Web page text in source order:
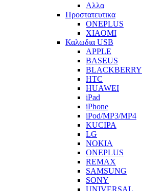
Αλλα
Προστατευτικα
ONEPLUS
XIAOMI
Καλωδια USB
APPLE
BASEUS
BLACKBERRY
HTC
HUAWEI
iPad
iPhone
iPod/MP3/MP4
KUCIPA
LG
NOKIA
ONEPLUS
REMAX
SAMSUNG
SONY
UNIVERSAL